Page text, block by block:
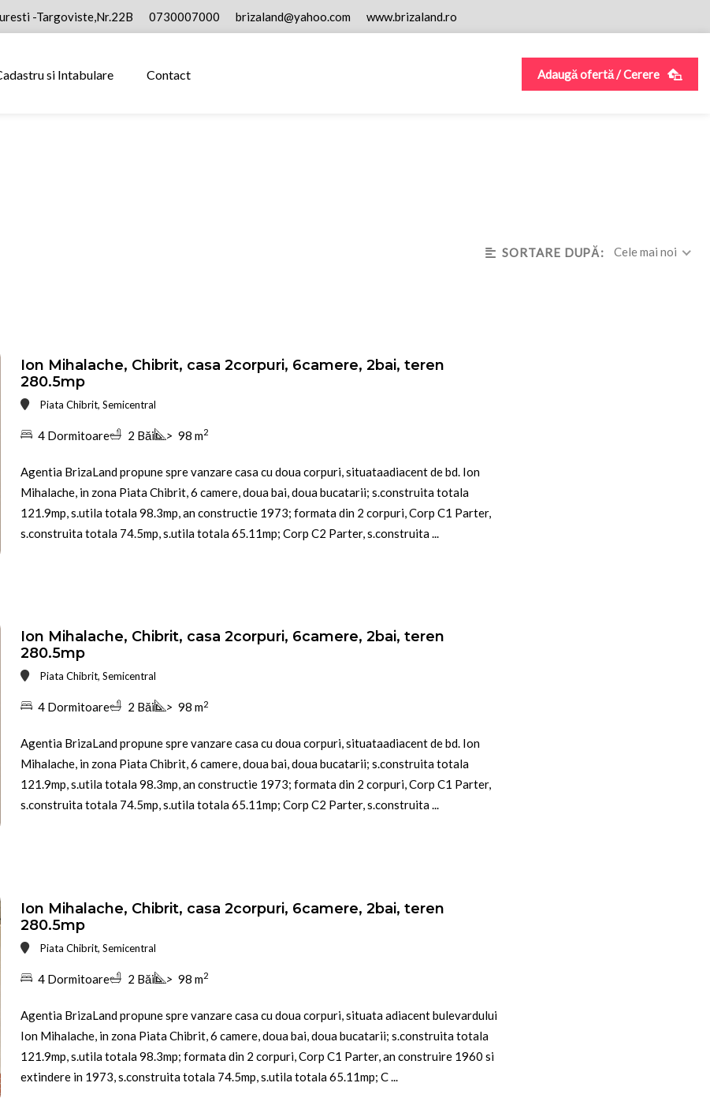
-Targoviste,Nr.22B 0730007000 brizaland@yahoo.com www.brizaland.ro
si Intabulare Contact Adaugă ofertă / Cerere
SORTARE DUPĂ: Cele mai noi
Ion Mihalache, Chibrit, casa 2corpuri, 6camere, 2bai, teren
280.5mp
Piata Chibrit, Semicentral
4 Dormitoare 2 Băi > 98 m2
Agentia BrizaLand propune spre vanzare casa cu doua corpuri, situataadiacent de bd. Ion
Mihalache, in zona Piata Chibrit, 6 camere, doua bai, doua bucatarii; s.construita totala
121.9mp, s.utila totala 98.3mp, an constructie 1973; formata din 2 corpuri, Corp C1 Parter,
s.construita totala 74.5mp, s.utila totala 65.11mp; Corp C2 Parter, s.construita ...
Ion Mihalache, Chibrit, casa 2corpuri, 6camere, 2bai, teren
280.5mp
Piata Chibrit, Semicentral
4 Dormitoare 2 Băi > 98 m2
Agentia BrizaLand propune spre vanzare casa cu doua corpuri, situataadiacent de bd. Ion
Mihalache, in zona Piata Chibrit, 6 camere, doua bai, doua bucatarii; s.construita totala
121.9mp, s.utila totala 98.3mp, an constructie 1973; formata din 2 corpuri, Corp C1 Parter,
s.construita totala 74.5mp, s.utila totala 65.11mp; Corp C2 Parter, s.construita ...
Ion Mihalache, Chibrit, casa 2corpuri, 6camere, 2bai, teren
280.5mp
Piata Chibrit, Semicentral
4 Dormitoare 2 Băi > 98 m2
Agentia BrizaLand propune spre vanzare casa cu doua corpuri, situata adiacent bulevardului
Ion Mihalache, in zona Piata Chibrit, 6 camere, doua bai, doua bucatarii; s.construita totala
121.9mp, s.utila totala 98.3mp; formata din 2 corpuri, Corp C1 Parter, an construire 1960 si
extindere in 1973, s.construita totala 74.5mp, s.utila totala 65.11mp; C ...